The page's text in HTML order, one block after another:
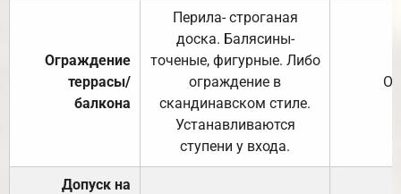
Ограждение
террасы/
балкона
Перила- строганая
доска. Балясины-
точеные, фигурные. Либо
ограждение в
скандинавском стиле.
Устанавливаются
ступени у входа.
Допуск на